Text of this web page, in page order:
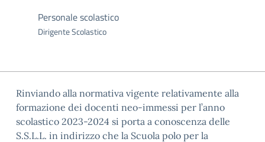
Personale scolastico
Dirigente Scolastico
Rinviando alla normativa vigente relativamente alla
formazione dei docenti neo-immessi per l’anno
scolastico 2023-2024 si porta a conoscenza delle
S.S.L.L. in indirizzo che la Scuola polo per la